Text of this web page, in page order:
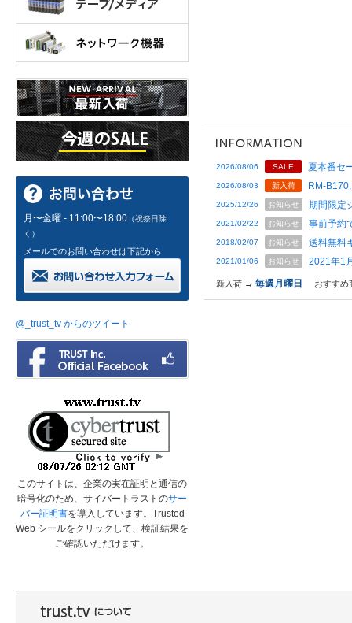
2026/08/06 SALE 夏本番セ
2026/08/03 新入荷 RM-
2025/12/26 お知らせ 期間限定
2021/02/22 お知らせ 事前予約
2018/02/07 お知らせ 送料無料
2021/01/06 お知らせ 2021年1
新入荷 → 毎週月曜日 おすす
月〜金曜 - 11:00〜18:00 （祝祭日除
く）
メールでのお問い合わせは下記から
@_trust_tv からのツイート
このサイトは、企業の実在証明と通信の
暗号化のため、サイバートラストのサー
バー証明書を導入しています。Trusted
Web シールをクリックして、検証結果を
ご確認いただけます。